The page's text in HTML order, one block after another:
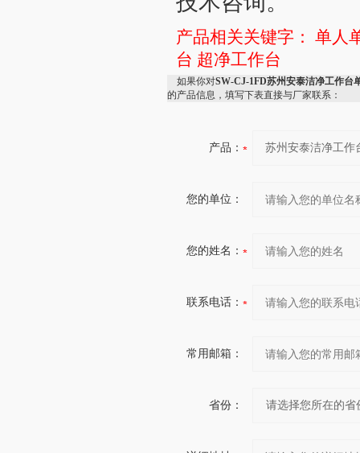
产品相关关键字： 单人
台 超净工作台
如果你对SW-CJ-1FD苏州安泰洁净工作台
的产品信息，填写下表直接与厂家联系：
产品：
您的单位：
您的姓名：
联系电话：
常用邮箱：
省份：